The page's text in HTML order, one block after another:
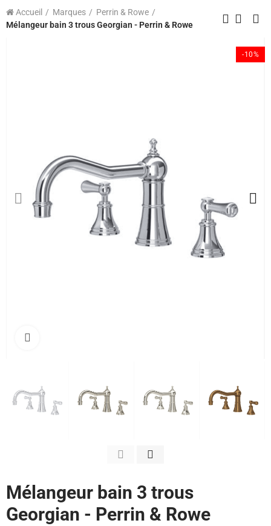
Accueil Marques
Perrin & Rowe
Mélangeur bain 3 trous Georgian - Perrin & Rowe
-10%
Mélangeur bain 3 trous
Georgian - Perrin & Rowe